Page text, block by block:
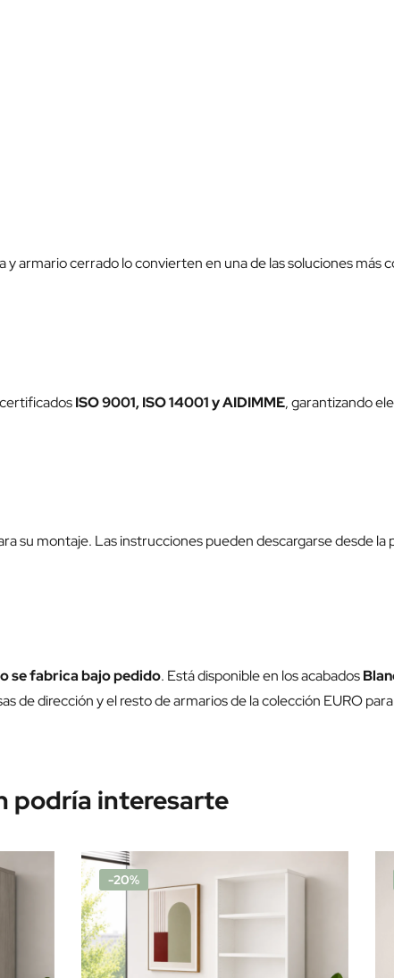
armario cerrado lo convierten en una de las soluciones más
ISO 9001, ISO 14001 y AIDIMME, garantizando
su montaje. Las instrucciones pueden descargarse desde la
se fabrica bajo pedido. Está disponible en los acabados
dirección y el resto de armarios de la colección EURO
podría interesarte
-20%